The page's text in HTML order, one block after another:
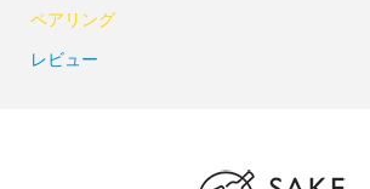
ペアリング
レビュー